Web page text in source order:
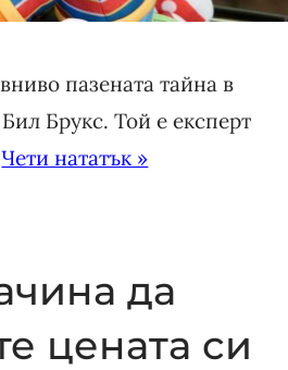
пазената тайна в
Брукс. Той е експерт
Чети нататък »
да
цената си